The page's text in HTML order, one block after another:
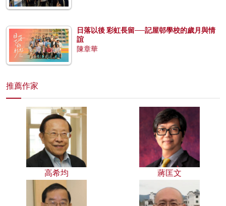
日落以後 彩虹長留──記屋邨學校的歲月與情
誼
陳章華
推薦作家
高希均 蔣匡文